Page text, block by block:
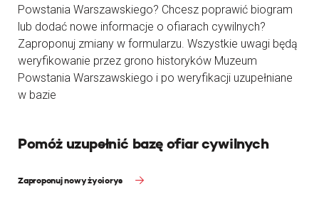
Powstania Warszawskiego? Chcesz poprawić biogram
lub dodać nowe informacje o ofiarach cywilnych?
Zaproponuj zmiany w formularzu. Wszystkie uwagi będą
weryfikowanie przez grono historyków Muzeum
Powstania Warszawskiego i po weryfikacji uzupełniane
w bazie
Pomóż uzupełnić bazę ofiar cywilnych
Zaproponuj nowy życiorys